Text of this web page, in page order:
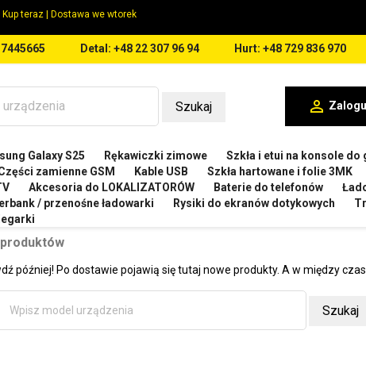
Kup teraz | Dostawa we wtorek
7445665 Detal: +48 22 307 96 94 Hurt: +48 729 836 970
Szukaj 
Galaxy S25 Rękawiczki zimowe Szkła i etui na konsole do
zamienne GSM Kable USB Szkła hartowane i folie 3MK
Akcesoria do LOKALIZATORÓW Baterie do telefonów
/ przenośne ładowarki Rysiki do ekranów dotykowych
później! Po dostawie pojawią się tutaj nowe produkty. A w między
Szukaj